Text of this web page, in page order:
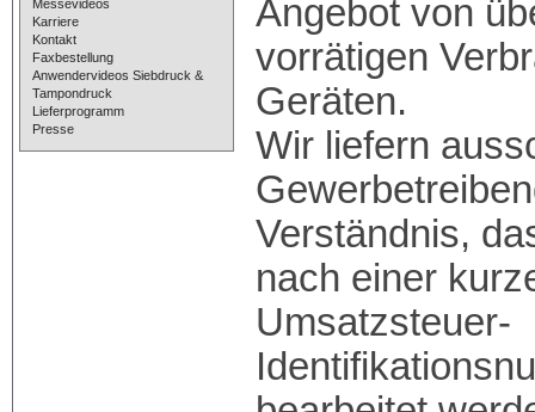
Messevideos
Karriere
Kontakt
Faxbestellung
Anwendervideos Siebdruck &
Tampondruck
Lieferprogramm
Presse
Angebot von
vorrätigen
Geräten.
Wir liefern
Verständnis,
nach einer
Umsatzsteuer-